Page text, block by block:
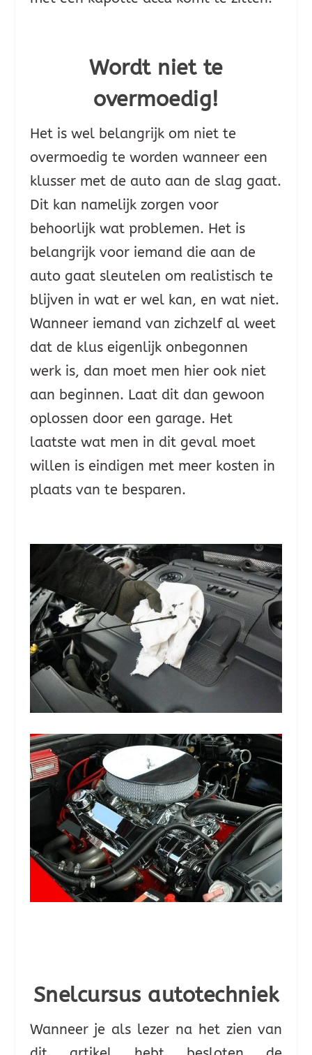
Wordt niet te
overmoedig!
Het is wel belangrijk om niet te
overmoedig te worden wanneer een
klusser met de auto aan de slag gaat.
Dit kan namelijk zorgen voor
behoorlijk wat problemen. Het is
belangrijk voor iemand die aan de
auto gaat sleutelen om realistisch te
blijven in wat er wel kan, en wat niet.
Wanneer iemand van zichzelf al weet
dat de klus eigenlijk onbegonnen
werk is, dan moet men hier ook niet
aan beginnen. Laat dit dan gewoon
oplossen door een garage. Het
laatste wat men in dit geval moet
willen is eindigen met meer kosten in
plaats van te besparen.
Snelcursus autotechniek
Wanneer je als lezer na het zien van